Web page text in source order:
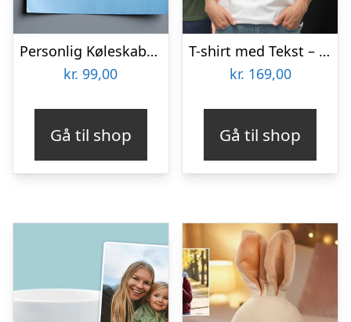
Personlig Køleskabsmagnet med Foto – Rund
kr. 99,00
Gå til shop
T-shirt med Tekst – I Love
kr. 169,00
Gå til shop